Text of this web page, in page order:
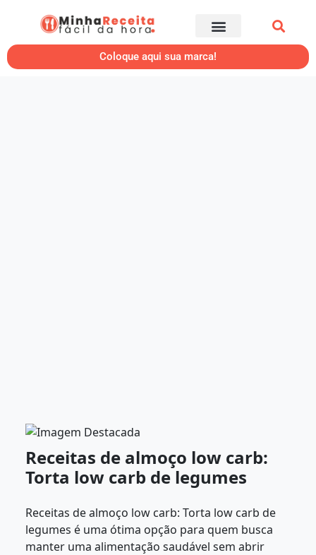
Coloque aqui sua marca!
Receitas de almoço low carb:
Torta low carb de legumes
Receitas de almoço low carb: Torta low carb de
legumes é uma ótima opção para quem busca
manter uma alimentação saudável sem abrir